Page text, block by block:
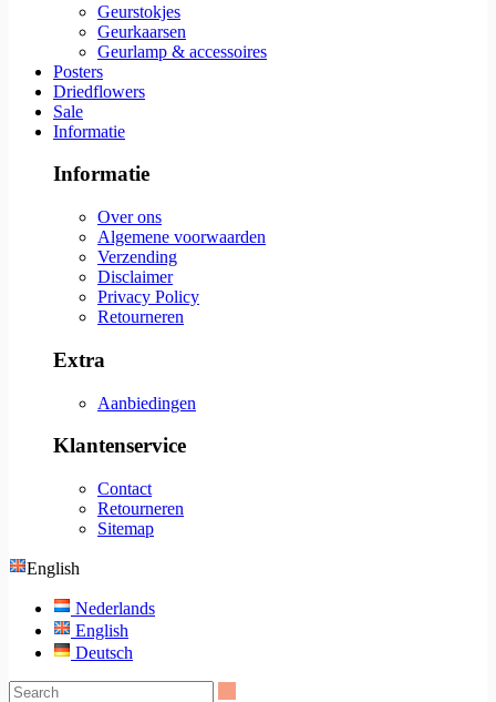
Geurstokjes
Geurkaarsen
Geurlamp & accessoires
Posters
Driedflowers
Sale
Informatie
Informatie
Over ons
Algemene voorwaarden
Verzending
Disclaimer
Privacy Policy
Retourneren
Extra
Aanbiedingen
Klantenservice
Contact
Retourneren
Sitemap
English
Nederlands
English
Deutsch